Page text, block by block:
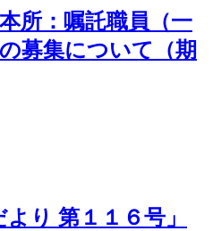
所：嘱託職員（一
募集について（期
り 第１１６号」